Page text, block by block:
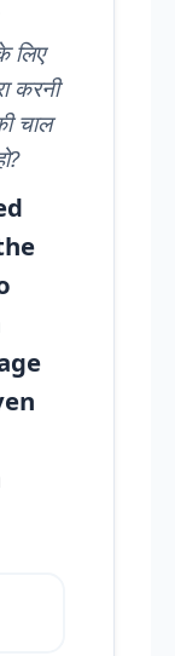
लिए
करनी
चाल